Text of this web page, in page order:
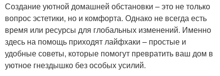
Создание уютной домашней обстановки – это не только
вопрос эстетики, но и комфорта. Однако не всегда есть
время или ресурсы для глобальных изменений. Именно
здесь на помощь приходят лайфхаки – простые и
удобные советы, которые помогут превратить ваш дом в
уютное гнездышко без особых усилий.